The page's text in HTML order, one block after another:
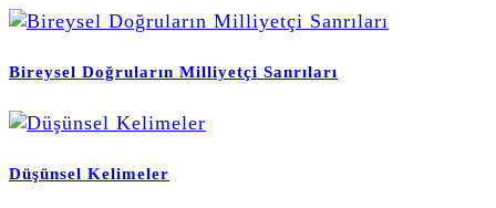
Bireysel Doğruların Milliyetçi Sanrıları
Düşünsel Kelimeler